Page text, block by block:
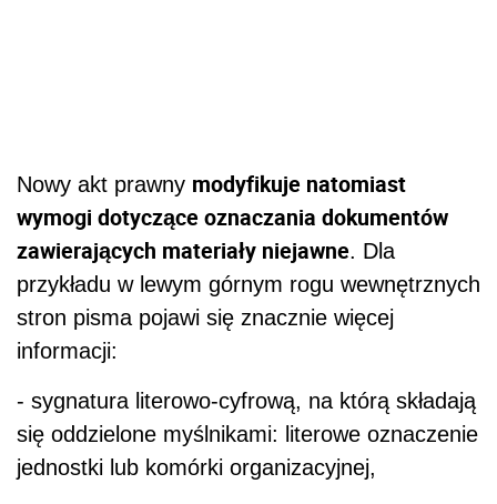
Nowy akt prawny modyfikuje natomiast
wymogi dotyczące oznaczania dokumentów
zawierających materiały niejawne. Dla
przykładu w lewym górnym rogu wewnętrznych
stron pisma pojawi się znacznie więcej
informacji:
- sygnatura literowo-cyfrową, na którą składają
się oddzielone myślnikami: literowe oznaczenie
jednostki lub komórki organizacyjnej,